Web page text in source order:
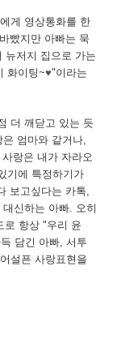
게 영상통화를 한
바빴지만 아빠는 묵
뉴저지 집으로 가는
화이팅~♥"이라는
더 깨닫고 있는 듯
은 엄마와 같거나,
사랑은 내가 자라오
기에 특정하기가
보고싶다는 카톡,
대신하는 아빠. 오히
로 항상 "우리 윤
담긴 아빠, 서투
어설픈 사랑표현을